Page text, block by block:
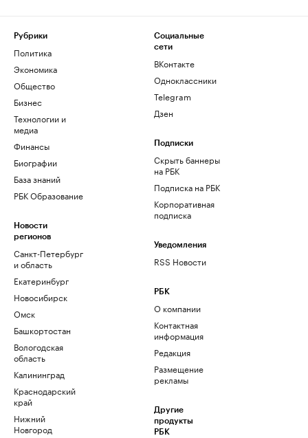
Рубрики
Политика
Экономика
Общество
Бизнес
Технологии и
медиа
Финансы
Биографии
База знаний
РБК Образование
Новости
регионов
Санкт-Петербург
и область
Екатеринбург
Новосибирск
Омск
Башкортостан
Вологодская
область
Калининград
Краснодарский
край
Нижний
Новгород
Социальные
сети
ВКонтакте
Одноклассники
Telegram
Дзен
Подписки
Скрыть баннеры
на РБК
Подписка на РБК
Корпоративная
подписка
Уведомления
RSS Новости
РБК
О компании
Контактная
информация
Редакция
Размещение
рекламы
Другие
продукты
РБК